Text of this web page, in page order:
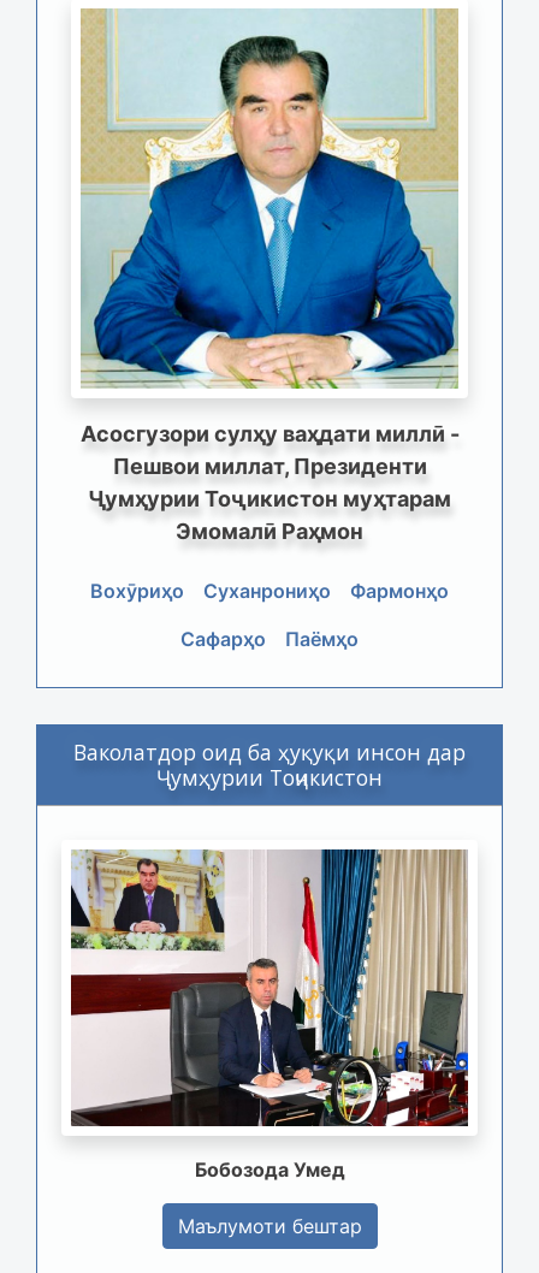
Асосгузори сулҳу ваҳдати миллӣ -
Пешвои миллат, Президенти
Ҷумҳурии Тоҷикистон муҳтарам
Эмомалӣ Раҳмон
Вохӯриҳо Суханрониҳо
Фармонҳо
Сафарҳо
Паёмҳо
Ваколатдор оид ба ҳуқуқи инсон дар
Ҷумҳурии Тоҷикистон
Бобозода Умед
Маълумоти бештар